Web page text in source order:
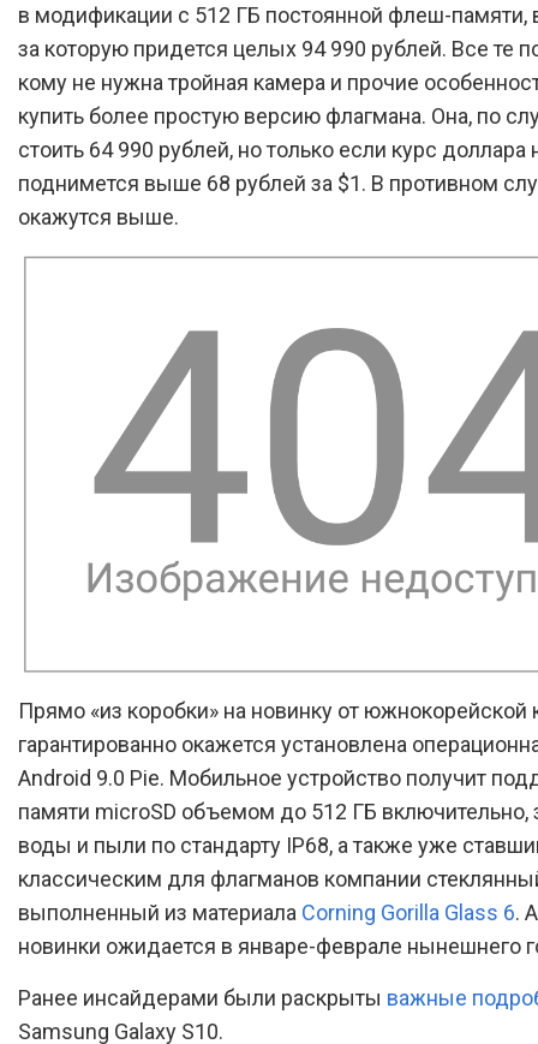
в модификации с 512 ГБ постоянной флеш-памяти,
за которую придется целых 94 990 рублей. Все те
кому не нужна тройная камера и прочие
купить более простую версию флагмана. Она, по
стоить 64 990 рублей, но только если курс доллара
поднимется выше 68 рублей за $1. В противном
окажутся выше.
Прямо «из коробки» на новинку от южнокорейской
гарантированно окажется установлена
Android 9.0 Pie. Мобильное устройство получит
памяти microSD объемом до 512 ГБ включительно,
воды и пыли по стандарту IP68, а также уже
классическим для флагманов компании
выполненный из материала Corning Gorilla Glass 6.
новинки ожидается в январе-феврале нынешнего
Ранее инсайдерами были раскрыты важные
Samsung Galaxy S10.